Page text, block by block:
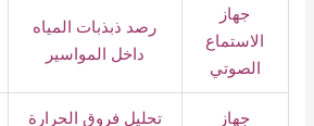
جهاز
الاستماع
الصوتي
رصد ذبذبات المياه
داخل المواسير
جهاز
تحليل فروق الحرارة